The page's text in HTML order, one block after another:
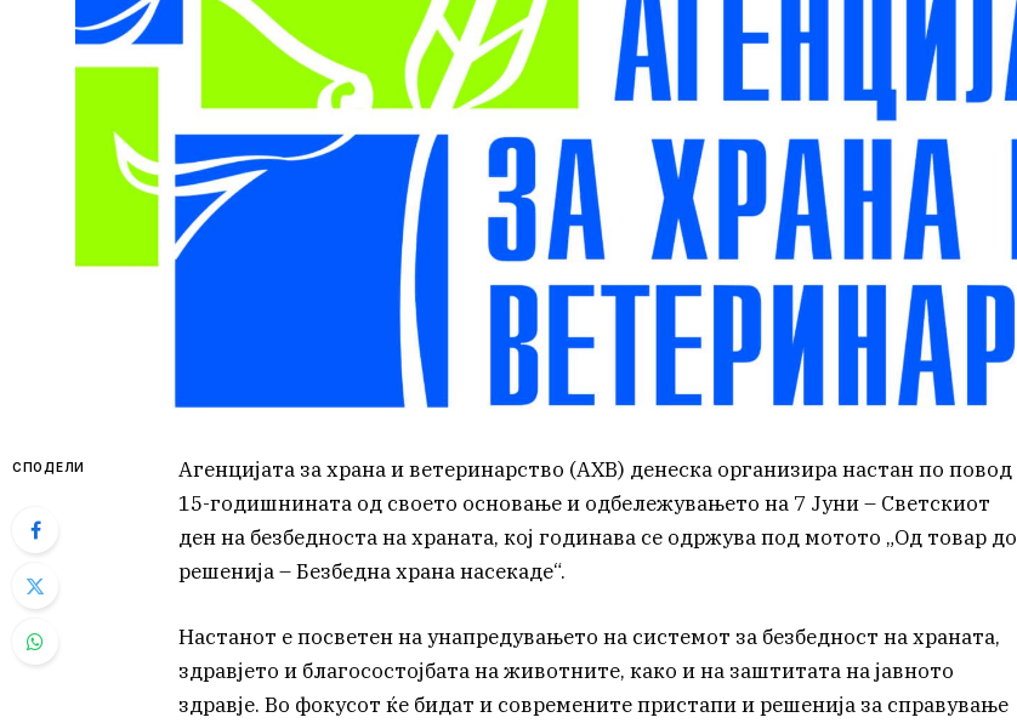
СПОДЕЛИ
Агенцијата за храна и ветеринарство (АХВ) денеска организира настан по повод
15-годишнината од своето основање и одбележувањето на 7 Јуни – Светскиот
ден на безбедноста на храната, кој годинава се одржува под мотото „Од товар до
решенија – Безбедна храна насекаде“.
Настанот е посветен на унапредувањето на системот за безбедност на храната,
здравјето и благосостојбата на животните, како и на заштитата на јавното
здравје. Во фокусот ќе бидат и современите пристапи и решенија за справување